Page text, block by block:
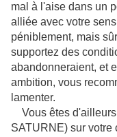
mal à l'aise dans un
alliée avec votre
péniblement, mais
supportez des
abandonneraient, et
ambition, vous
lamenter.
Vous êtes d'ailleurs
SATURNE) sur votre